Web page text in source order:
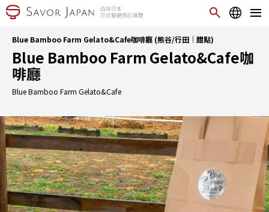
Blue Bamboo Farm Gelato&Cafe咖啡廳 (熊谷/行田｜甜點)
Blue Bamboo Farm Gelato&Cafe咖
啡廳
Blue Bamboo Farm Gelato&Cafe